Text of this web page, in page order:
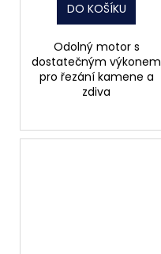
DO KOŠÍKU
Odolný motor s
dostatečným výkonem
pro řezání kamene a
zdiva